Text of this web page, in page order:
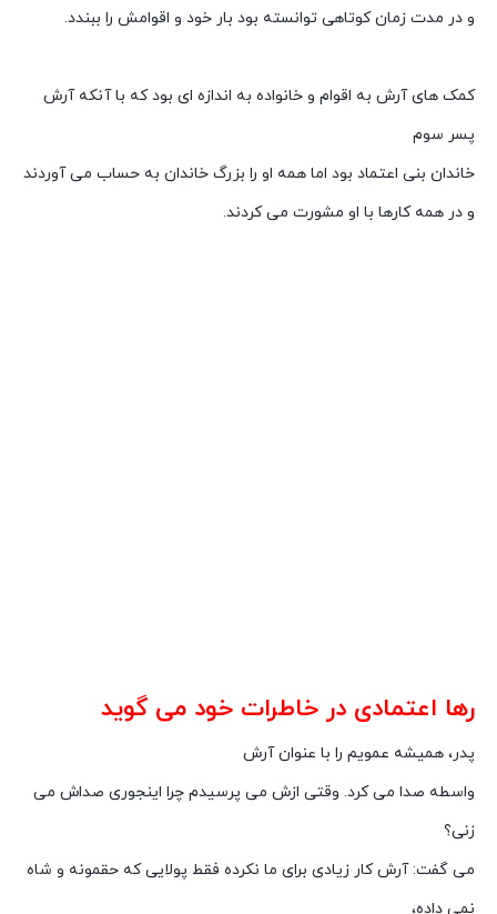
و در مدت زمان کوتاهی توانسته بود بار خود و اقوامش را ببندد.
کمک های آرش به اقوام و خانواده به اندازه ای بود که با آنکه آرش
پسر سوم
خاندان بنی اعتماد بود اما همه او را بزرگ خاندان به حساب می آوردند
و در همه کارها با او مشورت می کردند.
رها اعتمادی در خاطرات خود می گوید
پدر، همیشه عمویم را با عنوان آرش
واسطه صدا می کرد. وقتی ازش می پرسیدم چرا اینجوری صداش می
زنی؟
می گفت: آرش کار زیادی برای ما نکرده فقط پولایی که حقمونه و شاه
نمی داده،